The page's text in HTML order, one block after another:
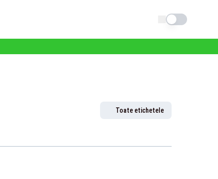
Schimba tema
Toate etichetele